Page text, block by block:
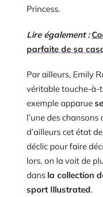
Princess.
Lire également :
parfaite de sa
Par ailleurs, Emily
véritable touche-à-
exemple apparue
l’une des chansons
d’ailleurs cet état
déclic pour faire
lors, on la voit de
dans la collection
sport Illustrated.